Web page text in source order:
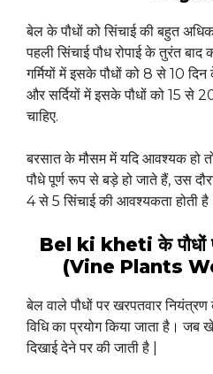
बेल के पौधों को सिंचाई की बहुत
पहली सिंचाई पौध रोपाई के तुरंत
गर्मियों में इसके पौधों को 8 से 10 दिन
और सर्दियों में इसके पौधों को 15 से
चाहिए.
बरसात के मौसम में यदि आवश्यक हो
पौधे पूर्ण रूप से बड़े हो जाते हैं, उस
4 से 5 सिंचाई की आवश्यकता होती
Bel ki kheti के पौधों
(Vine Plants
बेल वाले पौधों पर खरपतवार नियंत्रण
विधि का प्रयोग किया जाता है।
दिखाई देने पर की जाती है |